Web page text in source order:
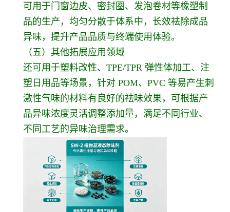
可用于门窗边皮、密封圈、发泡卷材等橡塑制
品的生产，均匀分散于体系中，长效祛除成品
异味，提升产品品质与终端使用体验。
（五）其他拓展应用领域
还可用于塑料改性、TPE/TPR 弹性体加工、注
塑日用品等场景，针对 POM、PVC 等易产生刺
激性气味的材料有良好的祛味效果，可根据产
品异味浓度灵活调整添加量，满足不同行业、
不同工艺的异味治理需求。